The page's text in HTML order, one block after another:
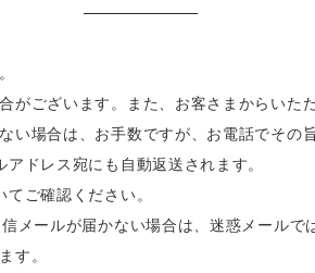
がございます。また、お客さまからいた
場合は、お手数ですが、お電話でその
ドレス宛にも自動返送されます。
ご確認ください。
メールが届かない場合は、迷惑メール
す。